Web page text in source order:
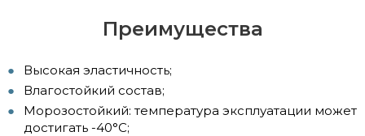
Преимущества
Высокая эластичность;
Влагостойкий состав;
Морозостойкий: температура эксплуатации может
достигать -40°С;